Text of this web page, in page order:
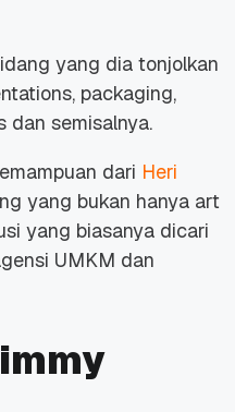
yang dia tonjolkan
packaging,
dan semisalnya.
dari Heri
yang bukan hanya art
yang biasanya dicari
UMKM dan